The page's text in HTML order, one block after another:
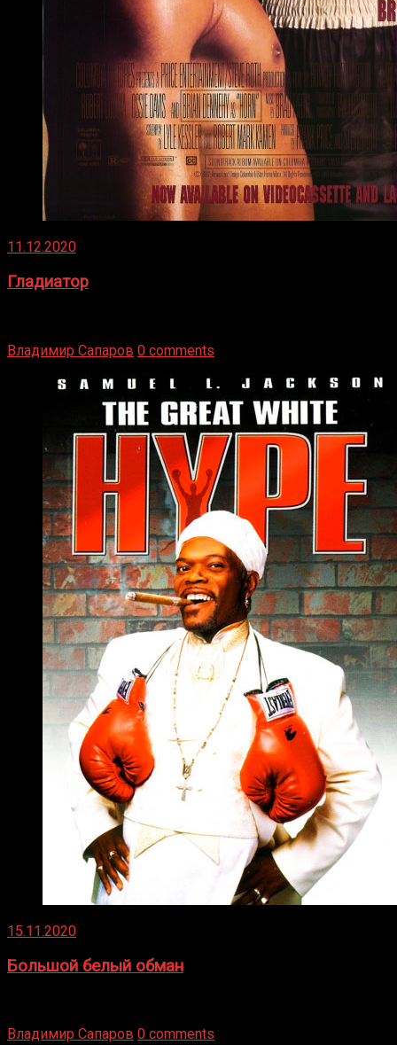
11.12.2020
Гладиатор
Владимир Сапаров 0 comments
15.11.2020
Большой белый обман
Владимир Сапаров 0 comments